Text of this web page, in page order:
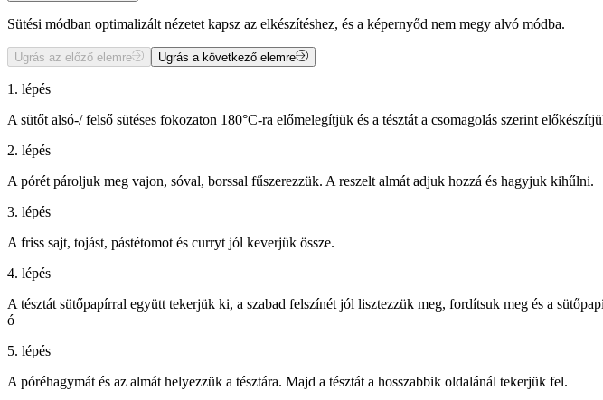
Sütési módban optimalizált nézetet kapsz az elkészítéshez, és a képernyőd nem megy alvó módba.
Ugrás az előző elemre Ugrás a következő elemre
1. lépés
A sütőt alsó-/ felső sütéses fokozaton 180°C-ra előmelegítjük és a tésztát a csomagolás szerint
2. lépés
A pórét pároljuk meg vajon, sóval, borssal fűszerezzük. A reszelt almát adjuk hozzá és hagyjuk kihűlni.
3. lépés
A friss sajt, tojást, pástétomot és curryt jól keverjük össze.
4. lépés
A tésztát sütőpapírral együtt tekerjük ki, a szabad felszínét jól lisztezzük meg, fordítsuk meg és a
ó
5. lépés
A póréhagymát és az almát helyezzük a tésztára. Majd a tésztát a hosszabbik oldalánál tekerjük fel.